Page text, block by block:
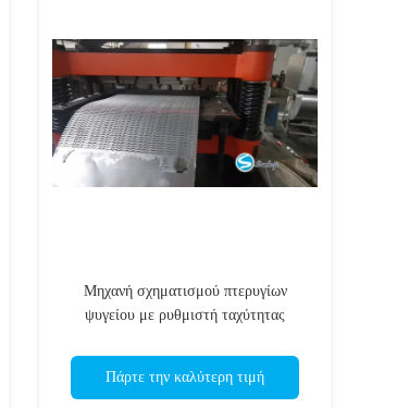
Μηχανή σχηματισμού πτερυγίων
ψυγείου με ρυθμιστή ταχύτητας
Πάρτε την καλύτερη τιμή